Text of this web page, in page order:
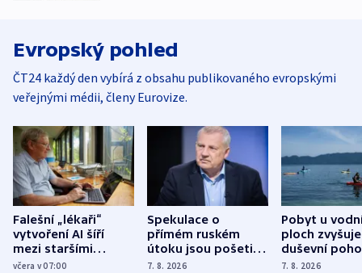
Evropský pohled
ČT24 každý den vybírá z obsahu publikovaného evropskými
veřejnými médii, členy Eurovize.
Falešní „lékaři“
vytvoření AI šíří
mezi staršími
Poláky nebezpečné
včera v 07:00
Spekulace o
přímém ruském
útoku jsou pošetilé,
míní estonský
7. 8. 2026
Pobyt u
ploch zvyšuje
duševní
ukázala
7. 8. 2026